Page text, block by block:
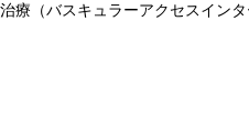
療（バスキュラーアクセスイン